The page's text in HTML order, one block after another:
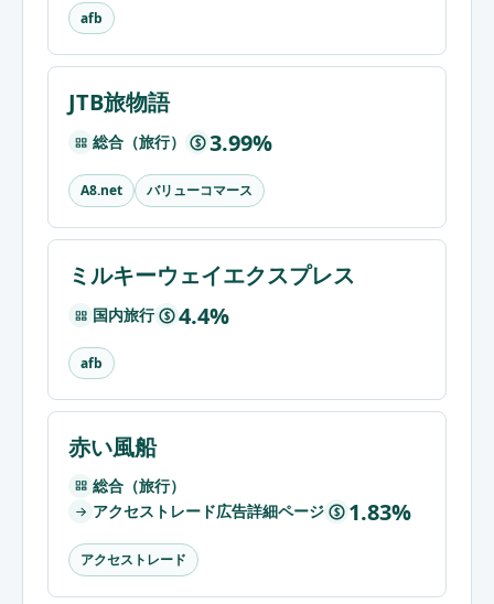
afb
JTB旅物語
総合（旅行） $ 3.99%
A8.net バリューコマース
ミルキーウェイエクスプレス
国内旅行 $ 4.4%
afb
赤い風船
総合（旅行）
アクセストレード広告詳細ページ
$ 1.83%
アクセストレード